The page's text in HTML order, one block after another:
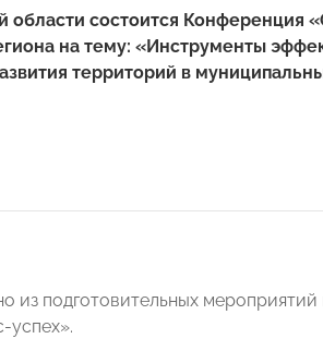
области состоится
на тему: «Инструменты
территорий в
из подготовительных
успех».